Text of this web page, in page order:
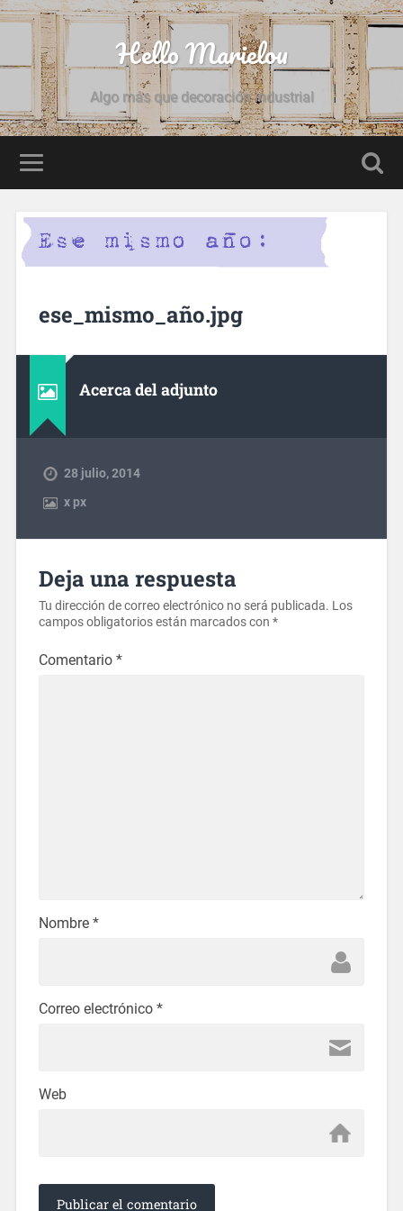
Hello Marielou
Algo más que decoración industrial
ese_mismo_año.jpg
Acerca del adjunto
28 julio, 2014
xpx
Deja una respuesta
Tu dirección de correo electrónico no será publicada. Los
campos obligatorios están marcados con *
Comentario *
Nombre *
Correo electrónico *
Web